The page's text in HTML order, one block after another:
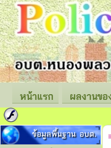
หน้าแรก ผลงานขอ
ข้อมูลพื้นฐาน อบต.